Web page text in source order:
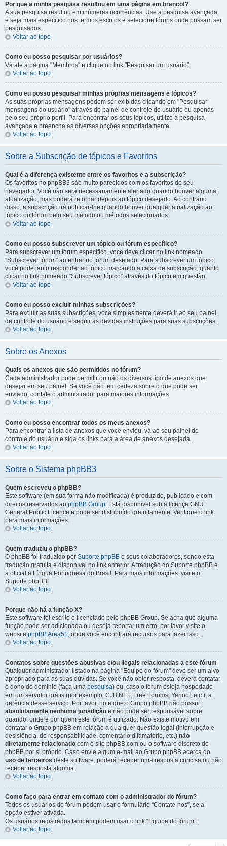
Por que a minha pesquisa resultou em uma página em branco!?
A sua pesquisa resultou em inúmeras ocorrências. Use a pesquisa avançada
e seja mais específico nos termos escritos e selecione fóruns onde possam ser
pesquisados.
Voltar ao topo
Como eu posso pesquisar por usuários?
Vá até a página "Membros" e clique no link "Pesquisar um usuário".
Voltar ao topo
Como eu posso pesquisar minhas próprias mensagens e tópicos?
As suas próprias mensagens podem ser exibidas clicando em "Pesquisar
mensagens do usuário" através do painel de controle do usuário ou apenas
pelo seu próprio perfil. Para encontrar os seus tópicos, utilize a pesquisa
avançada e preencha as diversas opções apropriadamente.
Voltar ao topo
Sobre a Subscrição de tópicos e Favoritos
Qual é a diferença existente entre os favoritos e a subscrição?
Os favoritos no phpBB3 são muito parecidos com os favoritos de seu
navegador. Você não será necessariamente alertado quando houver alguma
atualização, mas poderá retornar depois ao tópico desejado. Ao contrário
disso, a subscrição irá notificar-lhe quando houver qualquer atualização ao
tópico ou fórum pelo seu método ou métodos selecionados.
Voltar ao topo
Como eu posso subscrever um tópico ou fórum específico?
Para subscrever um fórum específico, você deve clicar no link nomeado
"Subscrever fórum" ao entrar no fórum desejado. Para subscrever um tópico,
você pode tanto responder ao tópico marcando a caixa de subscrição, quanto
clicar no link nomeado "Subscrever tópico" através do tópico em questão.
Voltar ao topo
Como eu posso excluir minhas subscrições?
Para excluir as suas subscrições, você simplesmente deverá ir ao seu painel
de controle do usuário e seguir as devidas instruções para suas subscrições.
Voltar ao topo
Sobre os Anexos
Quais os anexos que são permitidos no fórum?
Cada administrador pode permitir ou não os diversos tipo de anexos que
desejar em seu painel. Se você não tem certeza sobre o que pode ser
enviado, contate o administrador para maiores informações.
Voltar ao topo
Como eu posso encontrar todos os meus anexos?
Para encontrar a lista de anexos que você enviou, vá ao seu painel de
controle do usuário e siga os links para a área de anexos desejada.
Voltar ao topo
Sobre o Sistema phpBB3
Quem escreveu o phpBB?
Este software (em sua forma não modificada) é produzido, publicado e com
direitos reservados ao phpBB Group. Está disponível sob a licença GNU
General Public Licence e pode ser distribuído gratuitamente. Verifique o link
para mais informações.
Voltar ao topo
Quem traduziu o phpBB?
O phpBB foi traduzido por Suporte phpBB e seus colaboradores, sendo esta
tradução gratuita e disponível no link anterior. A tradução do Suporte phpBB é
a oficial à Língua Portuguesa do Brasil. Para mais informações, visite o
Suporte phpBB!
Voltar ao topo
Porque não há a função X?
Este software foi escrito e licenciado pelo phpBB Group. Se acha que alguma
função pode ser adicionada ou deseja reportar um erro, por favor visite o
website phpBB Area51, onde você encontrará recursos para fazer isso.
Voltar ao topo
Contatos sobre questões abusivas e/ou ilegais relacionadas a este fórum
Qualquer administrador listado na página "Equipe do fórum" deve ser um alvo
apropriado para as suas dúvidas. Se você não obter resposta, deverá contatar
o dono do domínio (faça uma pesquisa) ou, caso o fórum esteja hospedado
em um servidor grátis (por exemplo, CJB.NET, Free Forums, Yahoo!, etc.), a
gerência desse serviço. Por favor, note que o Grupo phpBB não possui
absolutamente nenhuma jurisdição e não pode ser responsável sobre
quando, onde e por quem este fórum é utilizado. Não existe motivo em
contatar o Grupo phpBB em relação a qualquer questão legal (interrupção e
desistência, de responsabilidade, comentário difamatório, etc.) não
diretamente relacionado com o site phpBB.com ou o software discreto do
phpBB por si próprio. Caso envie algum e-mail ao Grupo phpBB acerca do
uso de terceiros deste software, poderá receber uma resposta concisa ou não
receber resposta alguma.
Voltar ao topo
Como faço para entrar em contato com o administrador do fórum?
Todos os usuários do fórum podem usar o formulário “Contate-nos”, se a
opção estiver ativada.
Os usuários registrados também podem usar o link “Equipe do fórum”.
Voltar ao topo